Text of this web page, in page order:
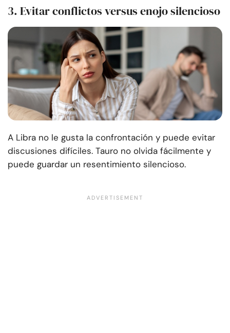
3. Evitar conflictos versus enojo silencioso
A Libra no le gusta la confrontación y puede evitar
discusiones difíciles. Tauro no olvida fácilmente y
puede guardar un resentimiento silencioso.